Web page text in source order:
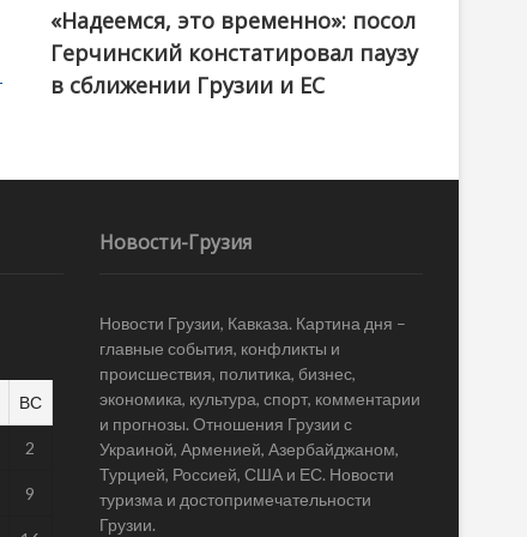
«Надеемся, это временно»: посол
Герчинский констатировал паузу
в сближении Грузии и ЕС
ВС
2
9
Новости-Грузия
Новости Грузии, Кавказа. Картина дня –
главные события, конфликты и
происшествия, политика, бизнес,
экономика, культура, спорт, комментарии
и прогнозы. Отношения Грузии с
Украиной, Арменией, Азербайджаном,
Турцией, Россией, США и ЕС. Новости
туризма и достопримечательности
Грузии.